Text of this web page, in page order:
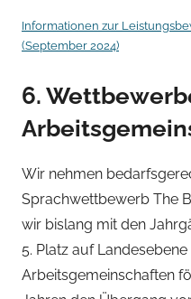
Informationen zur
(September 2024)
6.
Wir nehmen
Sprachwettbewerb The
wir bislang mit den
5. Platz auf
Arbeitsgemeinschaften